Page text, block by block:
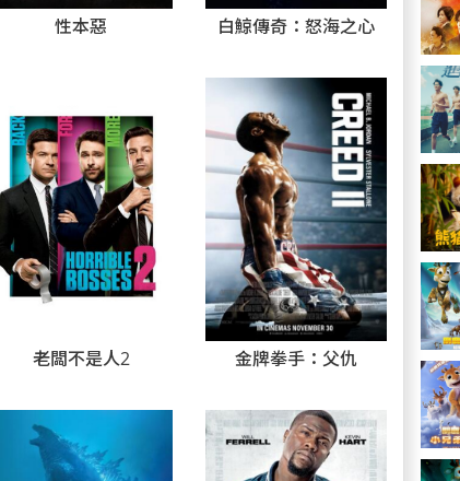
性本惡 白鯨傳奇：怒海之心
老闆不是人2 金牌拳手：父仇